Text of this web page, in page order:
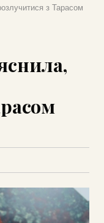
з Тарасом